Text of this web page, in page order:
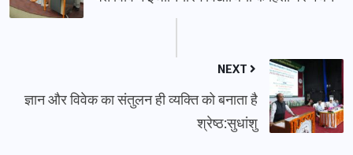
NEXT
ज्ञान और विवेक का संतुलन ही व्यक्ति को बनाता है
श्रेष्ठ:सुधांशु